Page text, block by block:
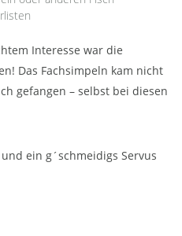
Interesse war die
Das Fachsimpeln kam nicht
gefangen – selbst bei diesen
ein g´schmeidigs Servus